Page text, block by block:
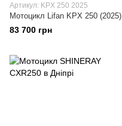
Артикул: KPX 250 2025
Мотоцикл Lifan KPX 250 (2025)
83 700 грн